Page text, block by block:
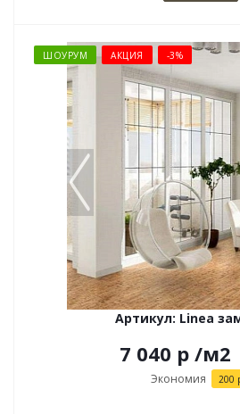
ШОУРУМ АКЦИЯ -3%
Артикул: Linea
7 040 р /м2
Экономия 200